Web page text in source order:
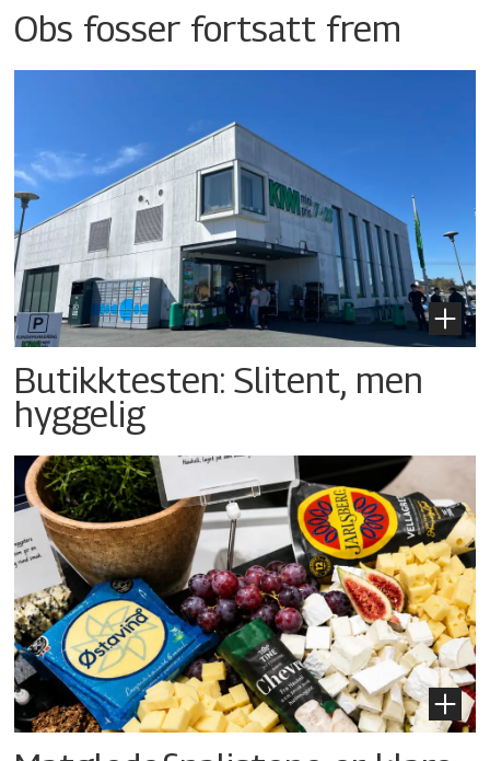
Obs fosser fortsatt frem
Butikktesten: Slitent, men
hyggelig